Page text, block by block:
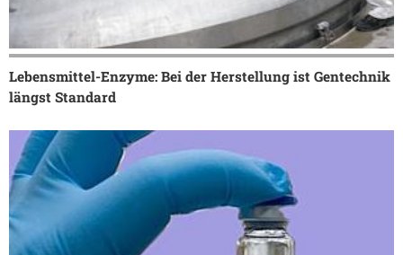
Lebensmittel-Enzyme: Bei der Herstellung ist Gentechnik
längst Standard